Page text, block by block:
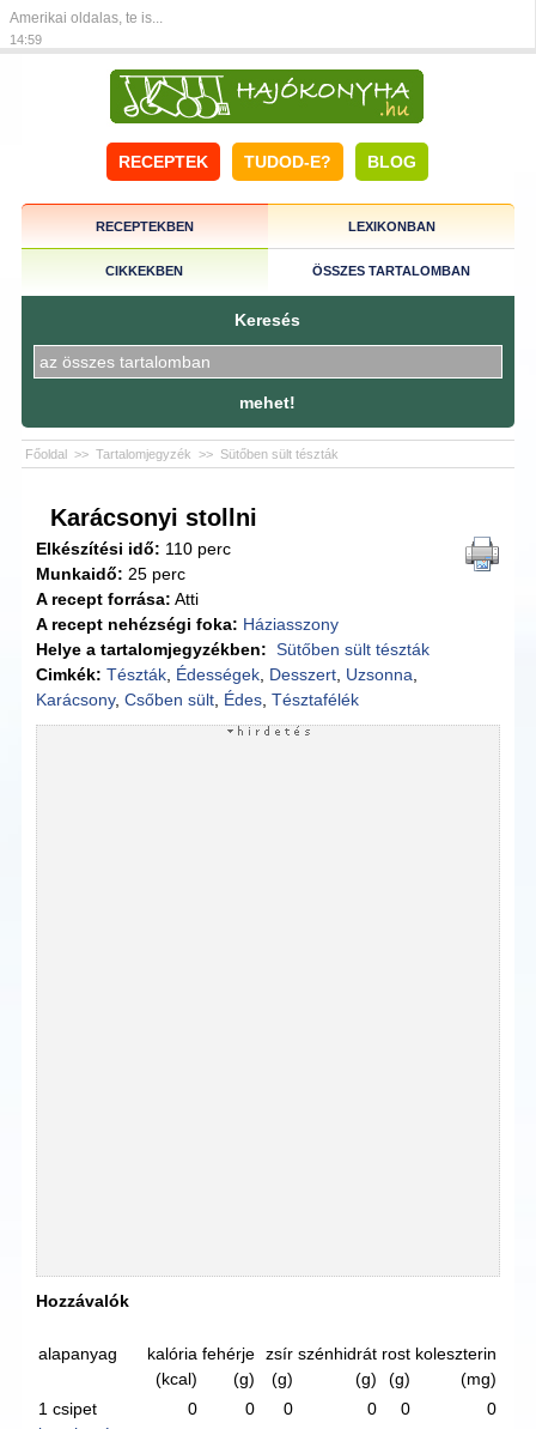
Amerikai oldalas, te is...
14:59
RECEPTEK TUDOD-E? BLOG
RECEPTEKBEN LEXIKONBAN
CIKKEKBEN ÖSSZES TARTALOMBAN
Keresés
mehet!
Főoldal >> Tartalomjegyzék >> Sütőben sült tészták
Karácsonyi stollni
Elkészítési idő: 110 perc
Munkaidő: 25 perc
A recept forrása: Atti
A recept nehézségi foka: Háziasszony
Helye a tartalomjegyzékben: Sütőben sült tészták
Cimkék: Tészták Édességek Desszert Uzsonna
Karácsony,Csőben sült Édes ,Tésztafélék
Hozzávalók
alapanyag
kalória
(kcal)
fehérje
(g)
zsír
(g)
szénhidrát
(g)
rost
(g)
koleszterin
(mg)
1 csipet
0 0 0 0 0 0